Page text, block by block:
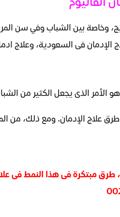
الفاليوم
وخاصة بين الشباب وفي سن
فى السعودية، وعلاج
علاج الإدمان. ومع ذلك، من
طرق مبتكرة فى هذا النمط فى